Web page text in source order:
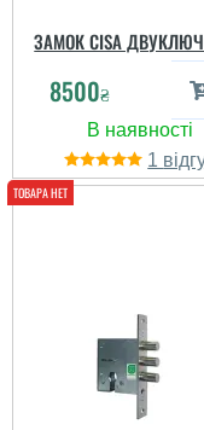
ЗАМОК CISA
8500₴
1